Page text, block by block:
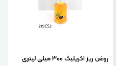
روغن ریز اکریلیک 300 میلی لیتری